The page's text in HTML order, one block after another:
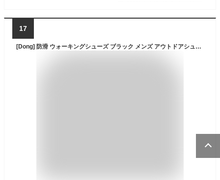
17
[Dong] 防滑 ウォーキングシューズ ブラック メンズ アウトドアシューズ 四季通用 旅行 お洒落 登山靴 疲れない 抗菌 防臭 28.0cm 春 夏 秋 運動 ジョギング 野外 おしゃれ 釣り 運転靴 トレッキングシューズ スポーツシューズ